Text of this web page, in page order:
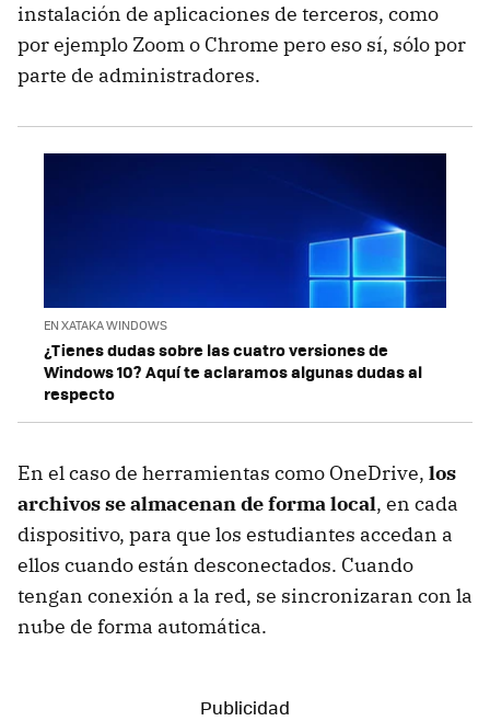
instalación de aplicaciones de terceros, como
por ejemplo Zoom o Chrome pero eso sí, sólo por
parte de administradores.
EN XATAKA WINDOWS
¿Tienes dudas sobre las cuatro versiones de
Windows 10? Aquí te aclaramos algunas dudas al
respecto
En el caso de herramientas como OneDrive, los
archivos se almacenan de forma local, en cada
dispositivo, para que los estudiantes accedan a
ellos cuando están desconectados. Cuando
tengan conexión a la red, se sincronizaran con la
nube de forma automática.